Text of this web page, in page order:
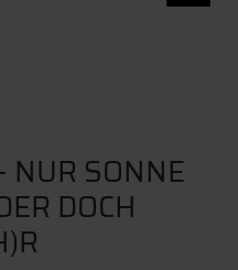
NUR SONNE
DOCH